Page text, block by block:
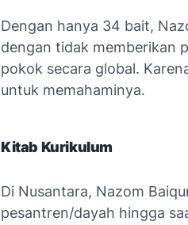
Dengan hanya 34 bait,
dengan tidak memberikan
pokok secara global.
untuk memahaminya.
Kitab Kurikulum
Di Nusantara, Nazom
pesantren/dayah hingga